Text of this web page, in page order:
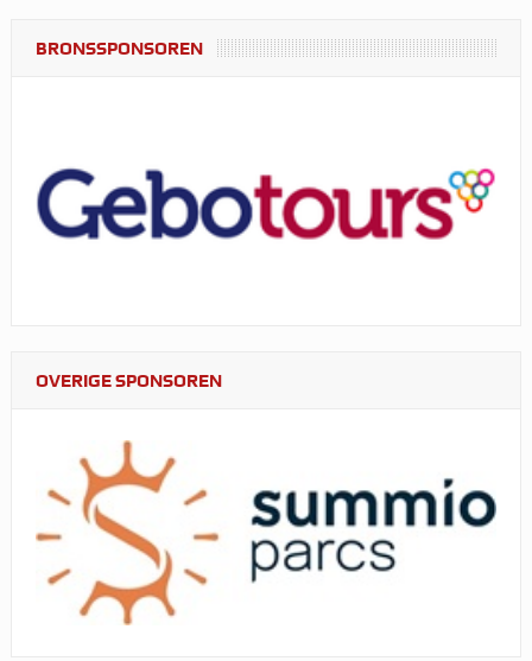
BRONSSPONSOREN
OVERIGE SPONSOREN